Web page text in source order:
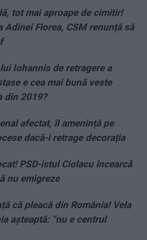
tot mai aproape de cimitir!
Adinei Florea, CSM renunță să
Iohannis de retragere a
e cea mai bună veste
din 2019?
afectat, îl amenință pe
dacă-i retrage decorația
PSD-istul Ciolacu încearcă
nu emigreze
că pleacă din România! Vela
așteaptă: “nu e centrul